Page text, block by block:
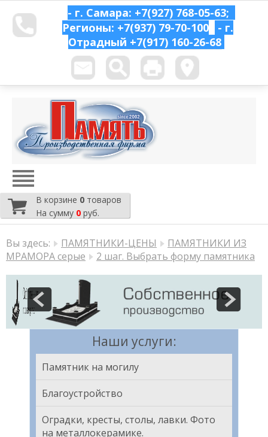
- г. Самара: +7(927) 768-05-63;
Регионы: +7(937) 79-70-100
- г.
Отрадный +7(917) 160-26-68
В корзине 0 товаров
На сумму 0 руб.
Вы здесь: ПАМЯТНИКИ-ЦЕНЫ
ПАМЯТНИКИ ИЗ
МРАМОРА серые
2 шаг. Выбрать форму памятника
Наши услуги:
Памятник на могилу
Благоустройство
Оградки, кресты, столы, лавки. Фото
на металлокерамике.